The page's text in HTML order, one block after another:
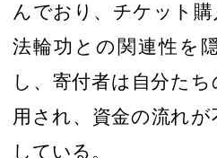
んでおり、チケット
法輪功 との関連性を
し 、寄付者は 自分たち
用され、資金の流れ
している。